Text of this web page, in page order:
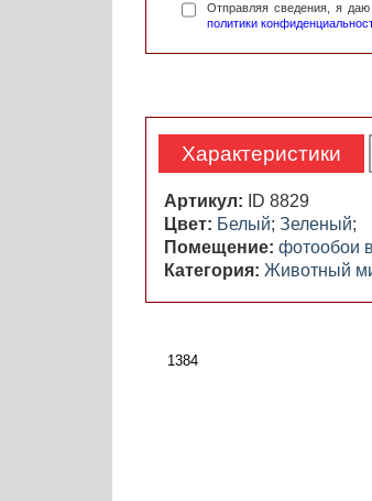
Отправляя сведения, я
политики
Характеристики
Артикул:
ID 8829
Цвет: Белый; Зеленый;
Помещение: фотообои
Категория: Животный
1384